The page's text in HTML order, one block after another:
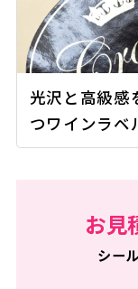
光沢と高級感
つワインラベ
お見
シー